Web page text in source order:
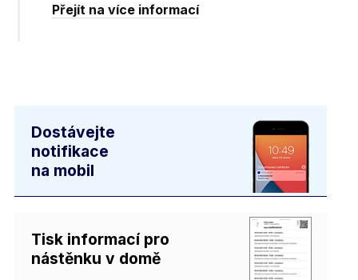
Přejít na více informací
Dostávejte
notifikace
na mobil
Tisk informací pro
nástěnku v domě